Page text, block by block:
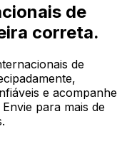
de
correta.
de
e acompanhe
para mais de